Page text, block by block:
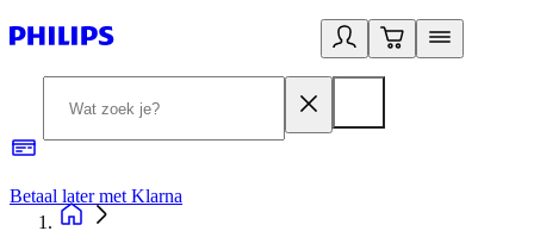
Betaal later met Klarna